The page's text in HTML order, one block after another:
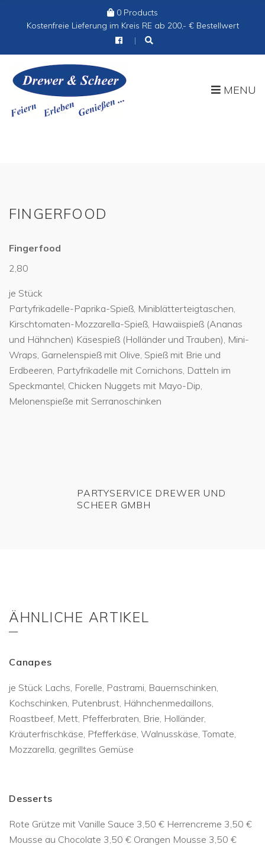
Cart:
0 Products
Kostenfreie Lieferung im Kreis RE ab 200,- € Bestellwert
MENU
FINGERFOOD
Fingerfood
2,80
je Stück
Partyfrikadelle-Paprika-Spieß, Miniblätterteigtaschen,
Kirschtomaten-Mozzarella-Spieß, Hawaiispieß (Ananas
und Hähnchen) Käsespieß (Holländer und Trauben), Mini-
Wraps, Garnelenspieß mit Olive, Spieß mit Brie und
Erdbeeren, Partyfrikadelle mit Cornichons, Datteln im
Speckmantel, Chicken Nuggets mit Mayo-Dip,
Melonenspieße mit Serranoschinken
PARTYSERVICE DREWER UND
SCHEER GMBH
ÄHNLICHE ARTIKEL
Canapes
je Stück Lachs, Forelle, Pastrami, Bauernschinken,
Kochschinken, Putenbrust, Hähnchenmedaillons,
Roastbeef, Mett, Pfefferbraten, Brie, Holländer,
Kräuterfrischkäse, Pfefferkäse, Walnusskäse, Tomate,
Mozzarella, gegrilltes Gemüse
Desserts
Rote Grütze mit Vanille Sauce 3,50 € Herrencreme 3,50 €
Mousse au Chocolate 3,50 € Orangen Mousse 3,50 €